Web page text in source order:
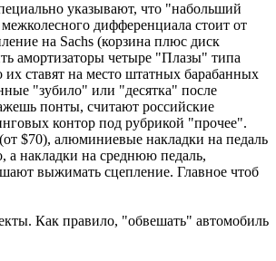
указывают, что "набольший
дифференциала стоит от
на Sachs (корзина плюс диск
амортизаторы четыре "Плазы" типа
ставят на место штатных барабанных
"зубило" или "десятка" после
понты, считают российские
контор под рубрикой "прочее".
$70), алюминиевые накладки на педаль
а накладки на среднюю педаль,
выжимать сцепление. Главное чтоб
Как правило, "обвешать" автомобиль